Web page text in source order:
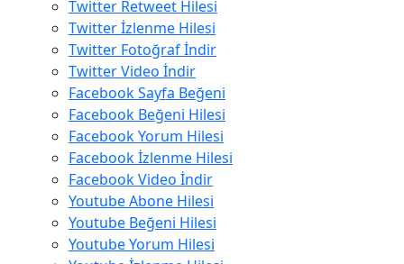
Twitter Retweet Hilesi
Twitter İzlenme Hilesi
Twitter Fotoğraf İndir
Twitter Video İndir
Facebook Sayfa Beğeni
Facebook Beğeni Hilesi
Facebook Yorum Hilesi
Facebook İzlenme Hilesi
Facebook Video İndir
Youtube Abone Hilesi
Youtube Beğeni Hilesi
Youtube Yorum Hilesi